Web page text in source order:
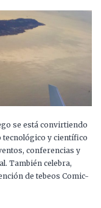
se está convirtiendo
tecnológico y científico
conferencias y
También celebra,
de tebeos Comic-